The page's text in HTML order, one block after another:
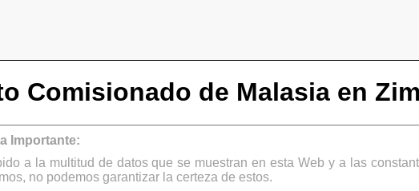
Comisionado de Malasia en
Importante:
a la multitud de datos que se muestran en esta Web y a las
no podemos garantizar la certeza de estos.